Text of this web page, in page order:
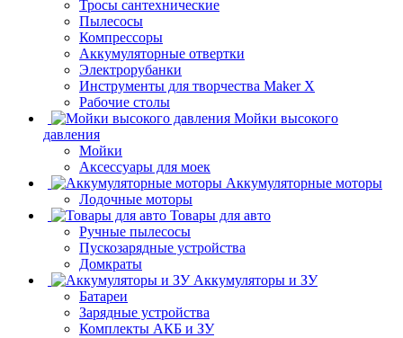
Тросы сантехнические
Пылесосы
Компрессоры
Аккумуляторные отвертки
Электрорубанки
Инструменты для творчества Maker X
Рабочие столы
Мойки высокого
давления
Мойки
Аксессуары для моек
Аккумуляторные моторы
Лодочные моторы
Товары для авто
Ручные пылесосы
Пускозарядные устройства
Домкраты
Аккумуляторы и ЗУ
Батареи
Зарядные устройства
Комплекты АКБ и ЗУ